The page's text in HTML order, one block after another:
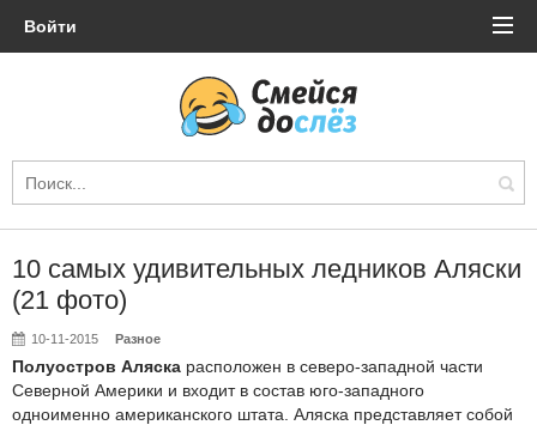
Войти
10 самых удивительных ледников Аляски
(21 фото)
10-11-2015 Разное
Полуостров Аляска расположен в северо-западной части
Северной Америки и входит в состав юго-западного
одноименно американского штата. Аляска представляет собой